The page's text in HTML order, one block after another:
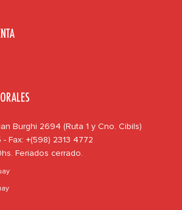
Burghi 2694 (Ruta 1 y Cno. Cibils)
Fax: +(598) 2313 4772
Feriados cerrado.